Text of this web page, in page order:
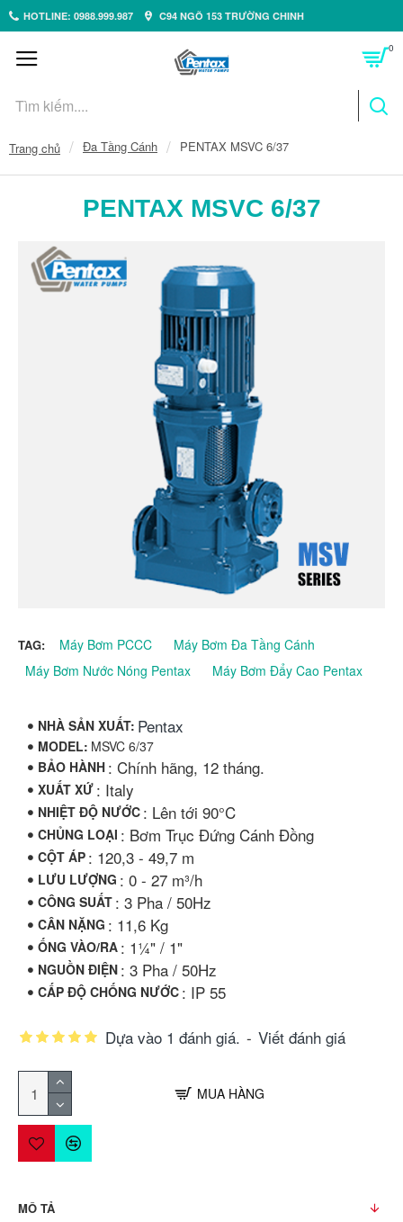
HOTLINE: 0988.999.987 C94 NGÕ 153 TRƯỜNG CHINH
0
Trang chủ Đa Tầng Cánh PENTAX MSVC 6/37
PENTAX MSVC 6/37
TAG: Máy Bơm PCCC
Máy Bơm Đa Tầng Cánh
Máy Bơm Nước Nóng Pentax
Máy Bơm Đẩy Cao Pentax
NHÀ SẢN XUẤT: Pentax
MODEL: MSVC 6/37
BẢO HÀNH : Chính hãng, 12 tháng.
XUẤT XỨ : Italy
NHIỆT ĐỘ NƯỚC : Lên tới 90°C
CHỦNG LOẠI : Bơm Trục Đứng Cánh Đồng
CỘT ÁP : 120,3 - 49,7 m
LƯU LƯỢNG : 0 - 27 m³/h
CÔNG SUẤT : 3 Pha / 50Hz
CÂN NẶNG : 11,6 Kg
ỐNG VÀO/RA : 1¼" / 1"
NGUỒN ĐIỆN : 3 Pha / 50Hz
CẤP ĐỘ CHỐNG NƯỚC : IP 55
Dựa vào 1 đánh giá. - Viết đánh giá
MUA HÀNG
MÔ TẢ